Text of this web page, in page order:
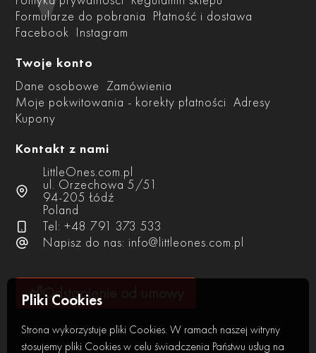
Formularze do pobrania Płatność i dostawa
Facebook Instagram
Twoje konto
Dane osobowe Zamówienia
Moje pokwitowania - korekty płatności Adresy
Kupony
Kontakt z nami
LittleOnes.com.pl
ul. Orzechowa 5/51
94-205 Łódź
Poland
Tel: +48 791 373 533
Napisz do nas: info@littleones.com.pl
⏎Odstąpienie od umowy
Pliki Cookies
Strona wykorzystuje pliki Cookies. W ramach naszej witryny
stosujemy pliki Cookies w celu świadczenia Państwu usług na